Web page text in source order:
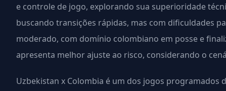
e controle de jogo, explorando sua superioridade
buscando transições rápidas, mas com dificuldades
moderado, com domínio colombiano em posse e
apresenta melhor ajuste ao risco, considerando o
Uzbekistan x Colombia é um dos jogos programados